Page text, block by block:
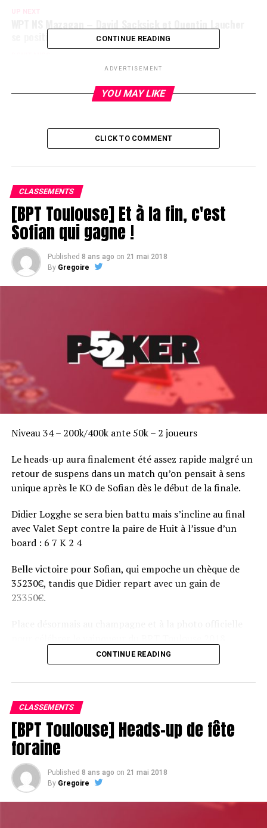
UP NEXT
WPT NS Mazagan – Lucien Cohen out
CONTINUE READING
ADVERTISEMENT
YOU MAY LIKE
CLICK TO COMMENT
CLASSEMENTS
[BPT Toulouse] Et à la fin, c'est
Sofian qui gagne !
Published 8 ans ago on 21 mai 2018
By Gregoire
Niveau 34 – 200k/400k ante 50k – 2 joueurs
Le heads-up aura finalement été assez rapide malgré un
retour de suspens dans un match qu’on pensait à sens
unique après le KO de Sofian dès le début de la finale.
Didier Logghe se sera bien battu mais s’incline au final
avec Valet Sept contre la paire de Huit à l’issue d’un
board : 6 7 K 2 4
Belle victoire pour Sofian, qui empoche un chèque de
35230€, tandis que Didier repart avec un gain de
23350€.
CONTINUE READING
CLASSEMENTS
[BPT Toulouse] Heads-up de fête
foraine
Published 8 ans ago on 21 mai 2018
By Gregoire